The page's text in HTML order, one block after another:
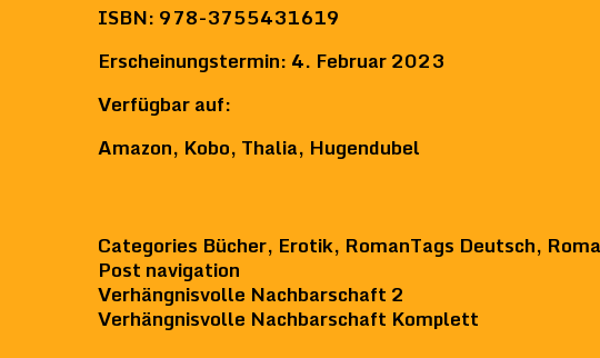
ISBN: 978-3755431619
Erscheinungstermin: 4. Februar 2023
Verfügbar auf:
Amazon, Kobo, Thalia, Hugendubel
Categories Bücher, Erotik, RomanTags Deutsch,
Post navigation
Verhängnisvolle Nachbarschaft 2
Verhängnisvolle Nachbarschaft Komplett